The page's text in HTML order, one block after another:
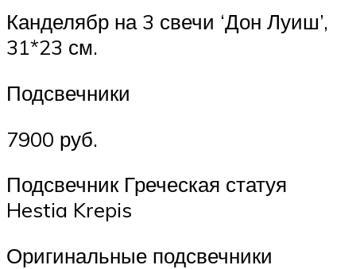
Канделябр на 3 свечи ‘Дон Луиш’,
31*23 см.
Подсвечники
7900 руб.
Подсвечник Греческая статуя
Hestia Krepis
Оригинальные подсвечники